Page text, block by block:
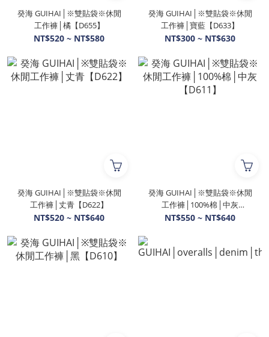
癸海 GUIHAI│※雙貼袋※休閒
工作褲│橘【D655】
NT$520 ~ NT$580
癸海 GUIHAI│※雙貼袋※休閒
工作褲│寶藍【D633】
NT$300 ~ NT$630
癸海 GUIHAI│※雙貼袋※休閒
工作褲│丈青【D622】
NT$520 ~ NT$640
癸海 GUIHAI│※雙貼袋※休閒
工作褲│100%棉│中灰
【D611】
NT$550 ~ NT$640